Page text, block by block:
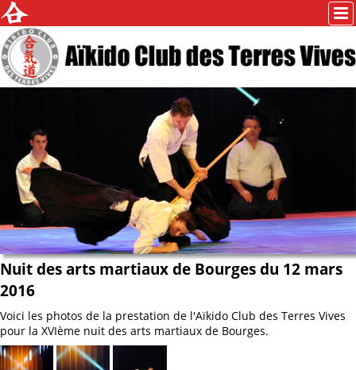
Nuit des arts martiaux de Bourges du 12 mars
2016
Voici les photos de la prestation de l'Aïkido Club des Terres Vives
pour la XVIème nuit des arts martiaux de Bourges.